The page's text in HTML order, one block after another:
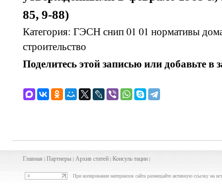
85, 9-88)
Категория: ГЭСН снип 01 01 нормативы
строительство
Поделитесь этой записью или добавьте в
Главная |Партнеры |Архив cтатей |Консуль тации |
При копировании материалов сайта размещайте активную ссылку на